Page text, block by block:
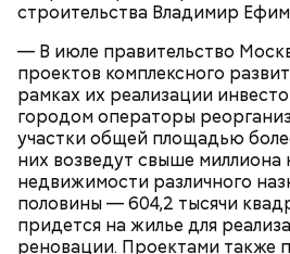
строительства Владимир
— В июле правительство
проектов комплексного
рамках их реализации
городом операторы
участки общей площадью
них возведут свыше
недвижимости различного
половины — 604,2 тысячи
придется на жилье для
реновации. Проектами также
Кто может получить
Карта маршрута
Дом Грибоедова